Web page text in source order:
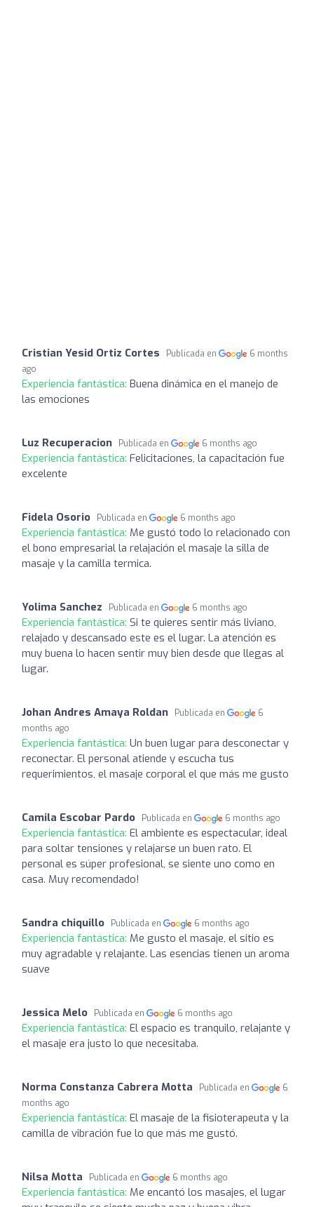
Cristian Yesid Ortiz Cortes Publicada en
6 months
ago
Experiencia fantástica: Buena dinámica en el manejo de
las emociones
Luz Recuperacion Publicada en 6 months ago
Experiencia fantástica: Felicitaciones, la capacitación fue
excelente
Fidela Osorio Publicada en 6 months ago
Experiencia fantástica: Me gustó todo lo relacionado con
el bono empresarial la relajación el masaje la silla de
masaje y la camilla termica.
Yolima Sanchez Publicada en 6 months ago
Experiencia fantástica: Si te quieres sentir más liviano,
relajado y descansado este es el lugar. La atención es
muy buena lo hacen sentir muy bien desde que llegas al
lugar.
Johan Andres Amaya Roldan Publicada en
6
months ago
Experiencia fantástica: Un buen lugar para desconectar y
reconectar. El personal atiende y escucha tus
requerimientos, el masaje corporal el que más me gusto
Camila Escobar Pardo Publicada en 6 months ago
Experiencia fantástica: El ambiente es espectacular, ideal
para soltar tensiones y relajarse un buen rato. El
personal es súper profesional, se siente uno como en
casa. Muy recomendado!
Sandra chiquillo Publicada en 6 months ago
Experiencia fantástica: Me gusto el masaje, el sitio es
muy agradable y relajante. Las esencias tienen un aroma
suave
Jessica Melo Publicada en 6 months ago
Experiencia fantástica: El espacio es tranquilo, relajante y
el masaje era justo lo que necesitaba.
Norma Constanza Cabrera Motta Publicada en
6
months ago
Experiencia fantástica: El masaje de la fisioterapeuta y la
camilla de vibración fue lo que más me gustó.
Nilsa Motta Publicada en 6 months ago
Experiencia fantástica: Me encantó los masajes, el lugar